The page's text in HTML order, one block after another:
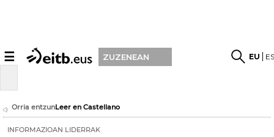
☰ ZUZENEAN EU
Orria entzunLeer en Castellano
INFORMAZIOAN LIDERRAK